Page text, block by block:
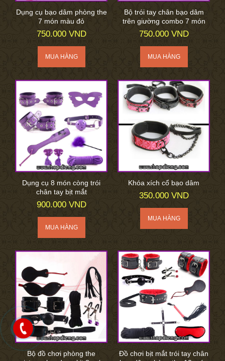
Dụng cụ bạo dâm phòng the
7 món màu đỏ
750.000 VND
Bộ trói tay chân bạo dâm
trên giường combo 7 món
750.000 VND
Dụng cụ 8 món còng trói
chân tay bịt mắt
900.000 VND
Khóa xích cổ bạo dâm
350.000 VND
Bộ đồ chơi phòng the
Đồ chơi bịt mắt trói tay chân